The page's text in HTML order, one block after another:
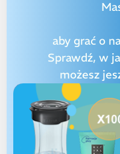
aby grać o
Sprawdź, w
możesz